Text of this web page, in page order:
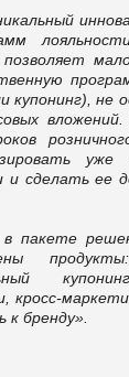
купонинг), не
вложений.
уже
и сделать ее
пакете
кросс-
к бренду».